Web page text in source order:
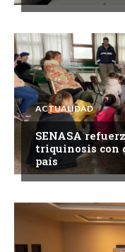
ACTUALIDAD
SENASA
triquinosis con
país